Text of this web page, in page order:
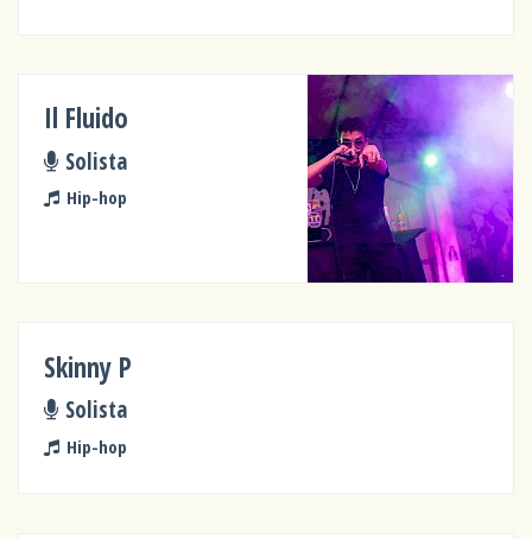
Il Fluido
Solista
Hip-hop
Skinny P
Solista
Hip-hop